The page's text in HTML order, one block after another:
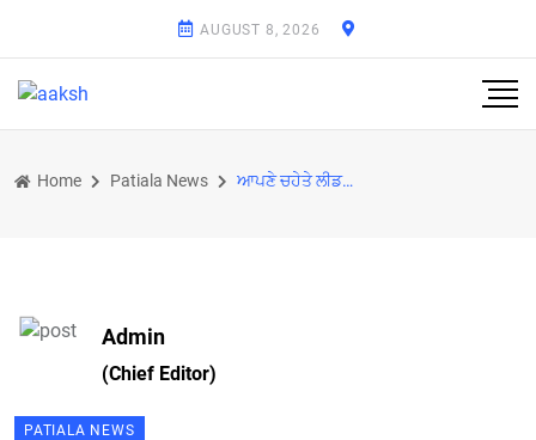
AUGUST 8, 2026
Home Patiala News ਆਪਣੇ ਚਹੇਤੇ ਲੀਡਰਾਂ ਦੀ ਅਵਾਜ਼ ਨੂੰ ਉਡੀਕਦੇ ਰਹੇ ਰਿਆਸਤੀ ਸ਼ਹਿਰ ਦੇ ਵਸਨੀਕ
Admin
(Chief Editor)
PATIALA NEWS